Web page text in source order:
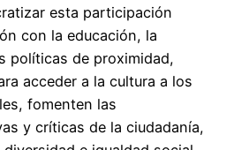
esta participación
con la educación, la
políticas de proximidad,
acceder a la cultura a los
fomenten las
y críticas de la ciudadanía,